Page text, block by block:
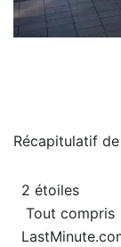
Récapitulatif de
2 étoiles
Tout compris